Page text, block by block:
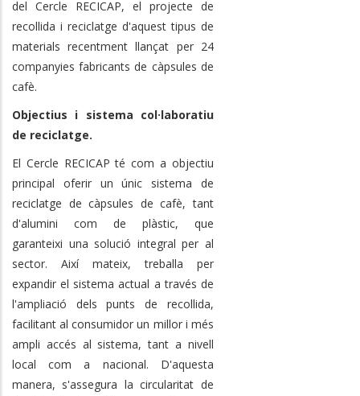
del Cercle RECICAP, el projecte de
recollida i reciclatge d'aquest tipus de
materials recentment llançat per 24
companyies fabricants de càpsules de
cafè.
Objectius i sistema col·laboratiu
de reciclatge.
El Cercle RECICAP té com a objectiu
principal oferir un únic sistema de
reciclatge de càpsules de cafè, tant
d'alumini com de plàstic, que
garanteixi una solució integral per al
sector. Així mateix, treballa per
expandir el sistema actual a través de
l'ampliació dels punts de recollida,
facilitant al consumidor un millor i més
ampli accés al sistema, tant a nivell
local com a nacional. D'aquesta
manera, s'assegura la circularitat de